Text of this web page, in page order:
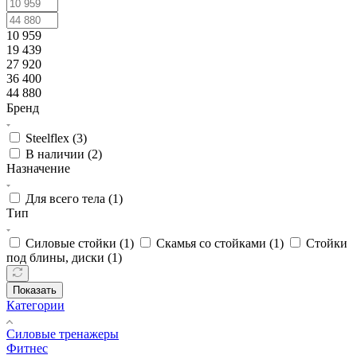
10 959
19 439
27 920
36 400
44 880
Бренд
Steelflex (3)
В наличии (2)
Назначение
Для всего тела (1)
Тип
Силовые стойки (1) Скамья со стойками (1)
Стойки
под блины, диски (1)
Показать
Категории
Силовые тренажеры
Фитнес